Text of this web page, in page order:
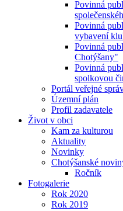
Povinná
Povinná
vybavení
Povinná
Chotýšany"
Povinná
spolkovou
Portál veřejné
Územní plán
Profil zadavatele
Život v obci
Kam za kulturou
Aktuality
Novinky
Chotýšanské
Ročník
Fotogalerie
Rok 2020
Rok 2019